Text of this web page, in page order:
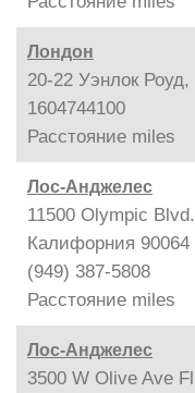
Лондон
20-22 Уэнлок
1604744100
Расстояние miles
Лос-Анджелес
11500 Olympic
Калифорния 90064
(949) 387-5808
Расстояние miles
Лос-Анджелес
3500 W Olive Ave